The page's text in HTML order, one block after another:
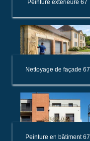
Peinture extérieure 67
Nettoyage de façade 67
Peinture en bâtiment 67